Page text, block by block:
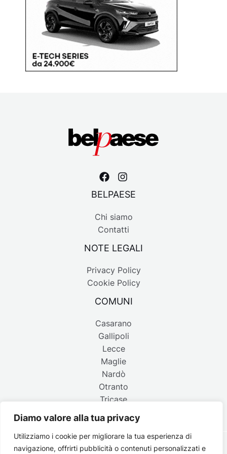
Diamo valore alla tua privacy
Utilizziamo i cookie per migliorare la tua esperienza di
navigazione, offrirti pubblicità o contenuti personalizzati e
BELPAESE
Chi siamo
Contatti
NOTE LEGALI
Privacy Policy
Cookie Policy
COMUNI
Casarano
Gallipoli
Lecce
Maglie
Nardò
Otranto
Tricase